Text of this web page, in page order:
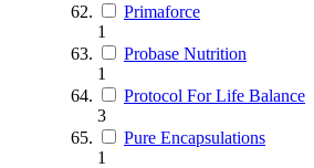
Primaforce
1
Probase Nutrition
1
Protocol For Life Balance
3
Pure Encapsulations
1